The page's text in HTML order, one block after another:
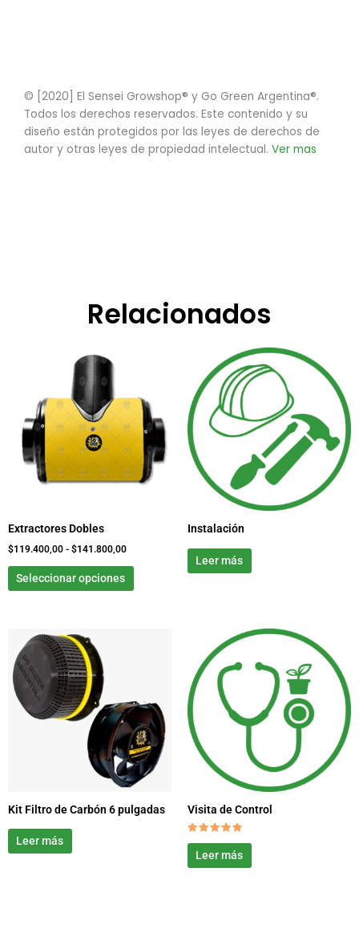
© [2020] El Sensei Growshop® y Go Green Argentina®.
Todos los derechos reservados. Este contenido y su
diseño están protegidos por las leyes de derechos de
autor y otras leyes de propiedad intelectual. Ver mas
Relacionados
Extractores Dobles
$119.400,00 - $141.800,00
$119.400,00
$141.800,00
Seleccionar opciones
múltiples
variantes.
Las
opciones
se
página
Instalación
Leer más
Kit Filtro de Carbón 6 pulgadas
Leer más
Visita de Control
Valorado
con
5.00
de 5
Leer más